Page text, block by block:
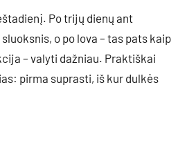
Po trijų dienų ant
o po lova – tas pats kaip
– valyti dažniau. Praktiškai
pirma suprasti, iš kur dulkės